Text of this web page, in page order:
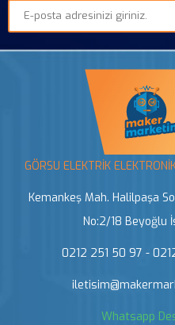
GÖRSU ELEKTRİK
Kemankeş Mah. Halilpaşa
No:2/18 Beyoğlu
0212 251 50 97 -
Whatsapp